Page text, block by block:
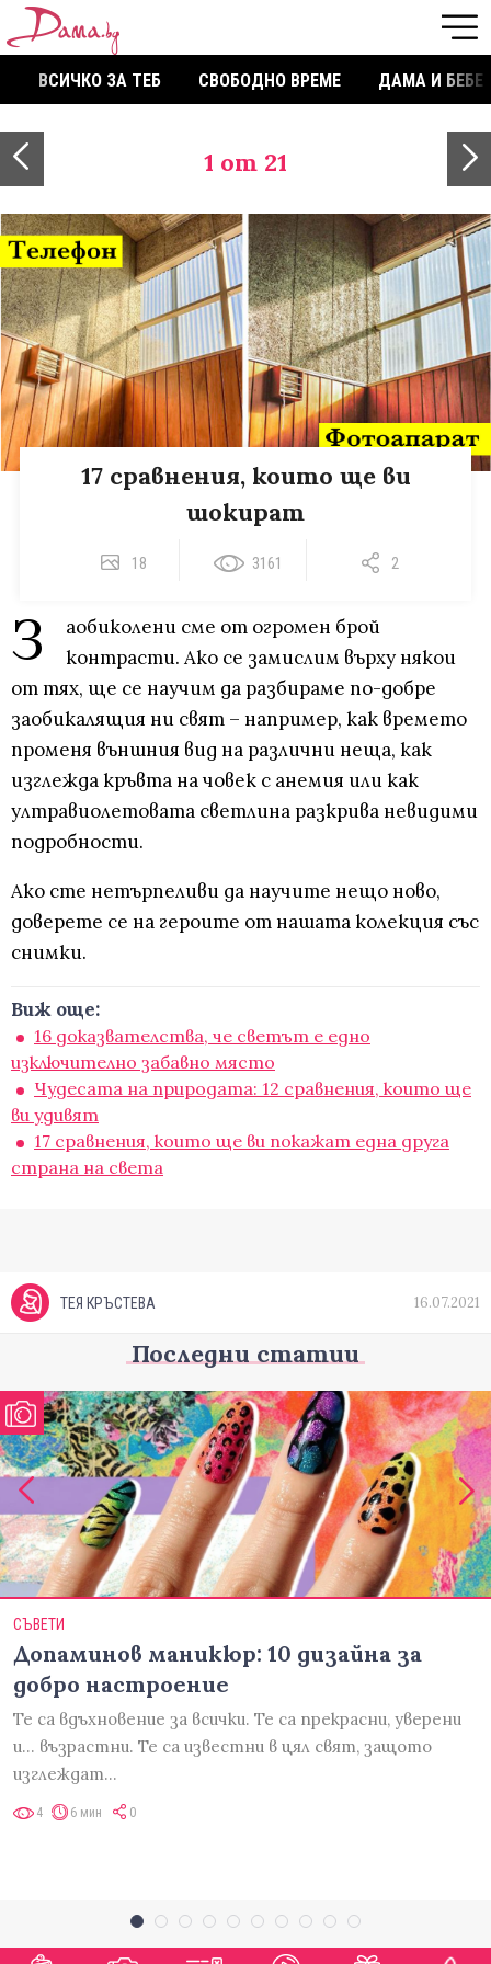
ВСИЧКО ЗА ТЕБ СВОБОДНО ВРЕМЕ ДАМА И БЕБЕ
1 от 21
17 сравнения, които ще ви
шокират
18 3161 2
З
аобиколени сме от огромен брой
контрасти. Ако се замислим върху някои
от тях, ще се научим да разбираме по-добре
заобикалящия ни свят – например, как времето
променя външния вид на различни неща, как
изглежда кръвта на човек с анемия или как
ултравиолетовата светлина разкрива невидими
подробности.
Ако сте нетърпеливи да научите нещо ново,
доверете се на героите от нашата колекция със
снимки.
Виж още:
16 доказвателства, че светът е едно
изключително забавно място
Чудесата на природата: 12 сравнения, които ще
ви удивят
17 сравнения, които ще ви покажат една друга
страна на света
ТЕЯ КРЪСТЕВА 16.07.2021
Последни статии
СЪВЕТИ
Допаминов маникюр: 10 дизайна за
добро настроение
Те са вдъхновение за всички. Те са прекрасни, уверени
и... възрастни. Те са известни в цял свят, защото
изглеждат…
4 6 мин 0